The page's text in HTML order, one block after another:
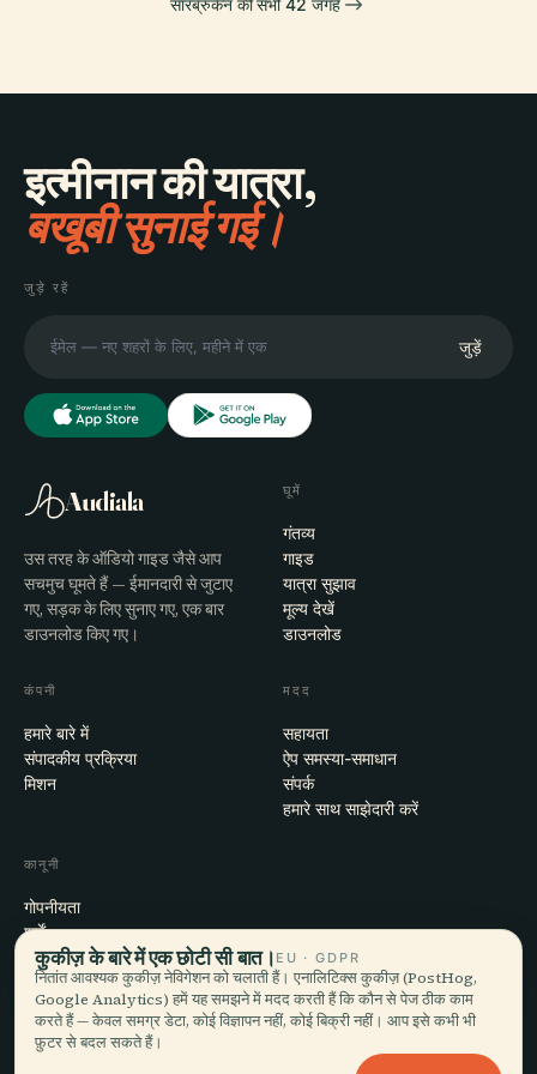
सारब्रुकेन की सभी 42 जगहें
इत्मीनान की यात्रा,
बखूबी सुनाई गई।
जुड़े रहें
जुड़ें
Audiala
उस तरह के ऑडियो गाइड जैसे आप
सचमुच घूमते हैं — ईमानदारी से जुटाए
गए, सड़क के लिए सुनाए गए, एक बार
डाउनलोड किए गए।
घूमें
गंतव्य
गाइड
यात्रा सुझाव
मूल्य देखें
डाउनलोड
कंपनी
हमारे बारे में
संपादकीय प्रक्रिया
मिशन
मदद
सहायता
ऐप समस्या-समाधान
संपर्क
हमारे साथ साझेदारी करें
कानूनी
गोपनीयता
शर्तें
कुकी सेटिंग्स
खाता हटाएँ
कुकीज़ के बारे में एक छोटी सी बात। EU · GDPR
नितांत आवश्यक कुकीज़ नेविगेशन को चलाती हैं। एनालिटिक्स कुकीज़ (PostHog,
Google Analytics) हमें यह समझने में मदद करती हैं कि कौन से पेज ठीक काम
करते हैं — केवल समग्र डेटा, कोई विज्ञापन नहीं, कोई बिक्री नहीं। आप इसे कभी भी
फ़ुटर से बदल सकते हैं।